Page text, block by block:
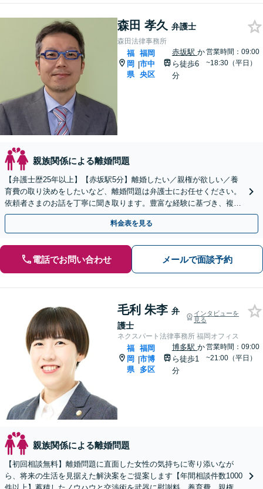
森田 孝久 弁護士
森田法律事務所
福
岡
県
|
福岡
市中
央区
赤坂駅 か
ら徒歩6
分
営業時間：09:00
~18:30（平日）
親族関係による離婚問題
【弁護士歴25年以上】【赤坂駅5分】離婚したい／親権が欲しい／養
育費の取り決めをしたいなど、離婚問題は弁護士にお任せください。
依頼者さまのお話を丁寧に聞き取ります。豊富な経験に基づき、複雑
な問題でも粘り強く対応。違和感を感じたら早めの相談を
料金表を見る
電話でお問い合わせ メールで面談予約
毛利 朱李 弁
護士
インタビューを
見る
ネクスパート法律事務所 福岡オフィス
福
岡
県
|
福岡
市博
多区
博多駅 か
ら徒歩1
分
営業時間：09:00
~21:00（平日）
親族関係による離婚問題
【初回相談無料】離婚問題に直面した女性の気持ちに寄り添いなが
ら、将来の生活を見据えた解決案をご提案します【年間相談件数1000